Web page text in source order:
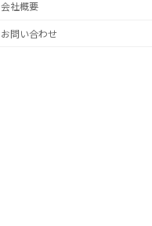
会社概要
お問い合わせ